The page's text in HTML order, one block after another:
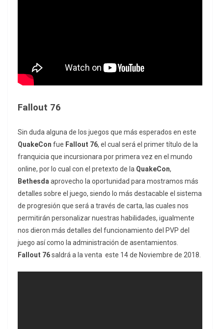
Fallout 76
Sin duda alguna de los juegos que más esperados en este
QuakeCon fue Fallout 76, el cual será el primer título de la
franquicia que incursionara por primera vez en el mundo
online, por lo cual con el pretexto de la QuakeCon,
Bethesdaaprovecho la oportunidad para mostramos más
detalles sobre el juego, siendo lo más destacable el sistema
de progresión que será a través de carta, las cuales nos
permitirán personalizar nuestras habilidades, igualmente
nos dieron más detalles del funcionamiento del PVP del
juego así como la administración de asentamientos.
Fallout 76saldrá a la venta este 14 de Noviembre de 2018.